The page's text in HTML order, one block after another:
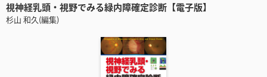
視神経乳頭・視野でみる緑内障確定診断【電子版】
杉山 和久(編集)